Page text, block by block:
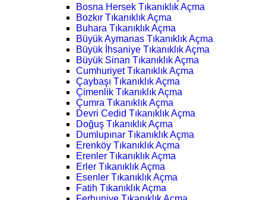
Bosna Hersek Tıkanıklık Açma
Bozkır Tıkanıklık Açma
Buhara Tıkanıklık Açma
Büyük Aymanas Tıkanıklık Açma
Büyük İhsaniye Tıkanıklık Açma
Büyük Sinan Tıkanıklık Açma
Cumhuriyet Tıkanıklık Açma
Çaybaşı Tıkanıklık Açma
Çimenlik Tıkanıklık Açma
Çumra Tıkanıklık Açma
Devri Cedid Tıkanıklık Açma
Doğuş Tıkanıklık Açma
Dumlupınar Tıkanıklık Açma
Erenköy Tıkanıklık Açma
Erenler Tıkanıklık Açma
Erler Tıkanıklık Açma
Esenler Tıkanıklık Açma
Fatih Tıkanıklık Açma